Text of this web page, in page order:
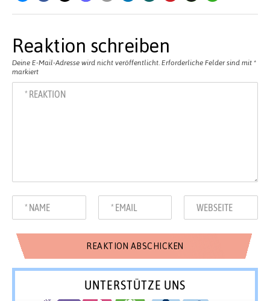
Reaktion schreiben
Deine E-Mail-Adresse wird nicht veröffentlicht. Erforderliche Felder sind mit *
markiert
UNTERSTÜTZE UNS